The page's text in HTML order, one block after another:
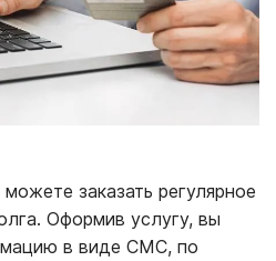
заказать регулярное
Оформив услугу, вы
в виде СМС, по